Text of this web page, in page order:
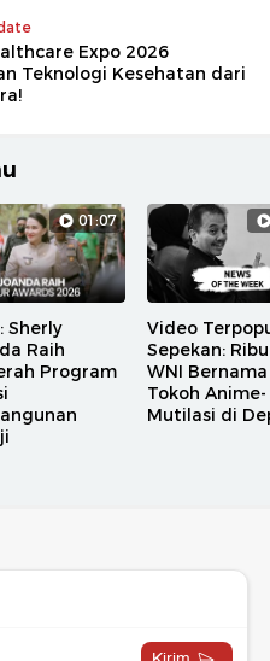
Expo 2026
Teknologi Kesehatan dari
01:07
Sherly
Raih
Program
Video
Sepekan:
WNI Bernama
Tokoh Anime-
Mutilasi di